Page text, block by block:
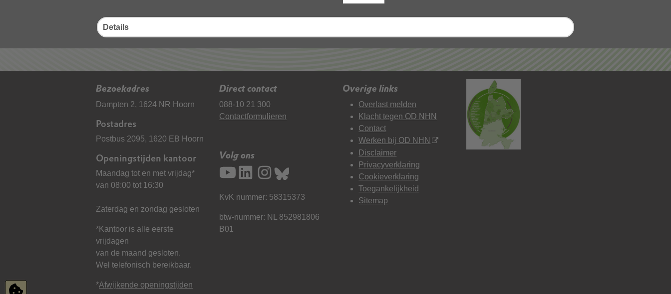
Details
Bezoekadres
Dampten 2, 1624 NR Hoorn
Postadres
Postbus 2095, 1620 EB Hoorn
Openingstijden kantoor
Maandag tot en met vrijdag*
van 08:00 tot 16:30
Zaterdag en zondag gesloten
*Kantoor is alle eerste
vrijdagen
van de maand gesloten.
Wel telefonisch bereikbaar.
*Afwijkende openingstijden
Direct contact
088-10 21 300
Contactformulieren
Volg ons
KvK nummer: 58315373
btw-nummer: NL 852981806
B01
Overige links
Overlast melden
Klacht tegen OD NHN
Contact
Werken bij OD NHN
Disclaimer
Privacyverklaring
Cookieverklaring
Toegankelijkheid
Sitemap